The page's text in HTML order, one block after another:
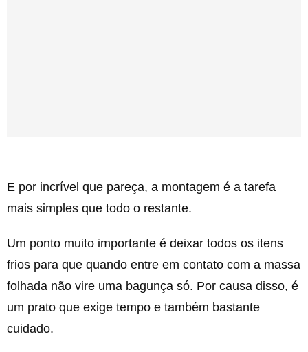
E por incrível que pareça, a montagem é a tarefa
mais simples que todo o restante.
Um ponto muito importante é deixar todos os itens
frios para que quando entre em contato com a massa
folhada não vire uma bagunça só. Por causa disso, é
um prato que exige tempo e também bastante
cuidado.